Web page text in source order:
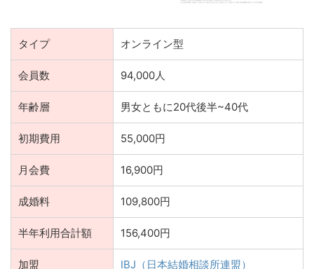
タイプ オンライン型
会員数 94,000人
年齢層 男女ともに20代後半~40代
初期費用 55,000円
月会費 16,900円
成婚料 109,800円
半年利用合計額 156,400円
加盟 IBJ（日本結婚相談所連盟）